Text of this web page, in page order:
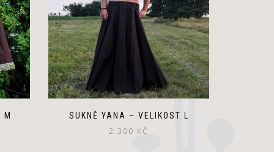
M SUKNĚ YANA – VELIKOST L
2 300 KČ